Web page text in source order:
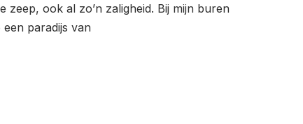
ook al zo’n zaligheid. Bij mijn buren
paradijs van